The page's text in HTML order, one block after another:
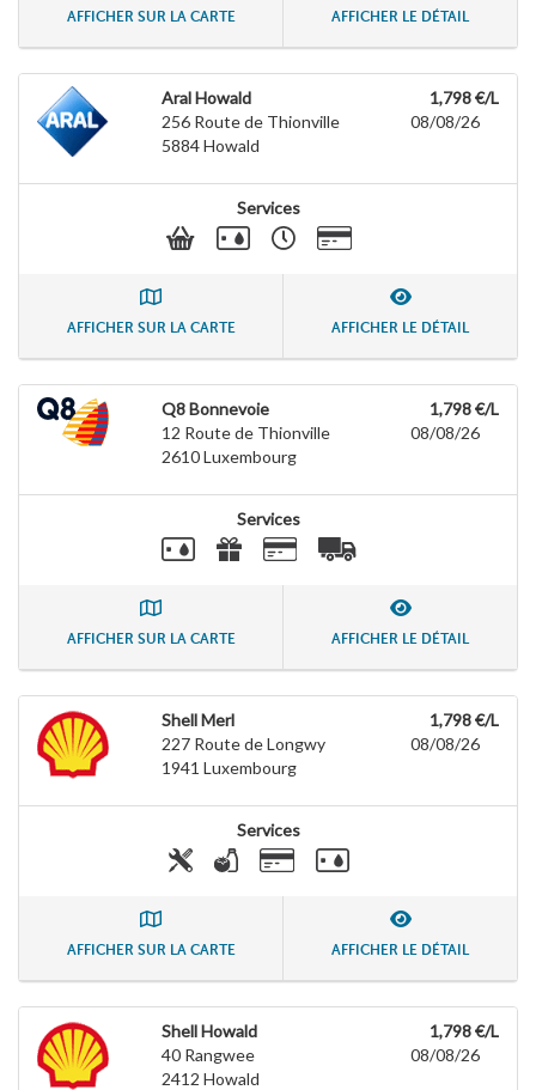
AFFICHER SUR LA CARTE AFFICHER LE DÉTAIL
Aral Howald
256 Route de Thionville
5884Howald
1,798 €/L
08/08/26
Services
AFFICHER SUR LA CARTE AFFICHER LE DÉTAIL
Q8 Bonnevoie
12 Route de Thionville
2610Luxembourg
1,798 €/L
08/08/26
Services
AFFICHER SUR LA CARTE AFFICHER LE DÉTAIL
Shell Merl
227 Route de Longwy
1941 Luxembourg
1,798 €/L
08/08/26
Services
AFFICHER SUR LA CARTE AFFICHER LE DÉTAIL
Shell Howald
40 Rangwee
2412 Howald
1,798 €/L
08/08/26